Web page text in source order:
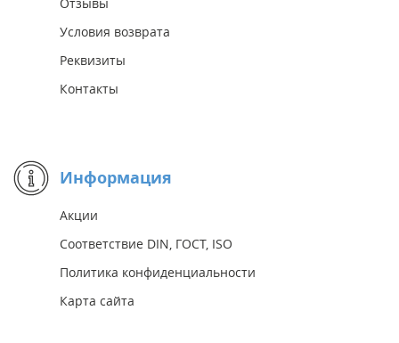
Условия возврата
Реквизиты
Контакты
Информация
Акции
Соответствие DIN, ГОСТ, ISO
Политика конфиденциальности
Карта сайта